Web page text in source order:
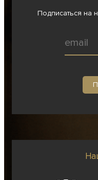
Подписаться на